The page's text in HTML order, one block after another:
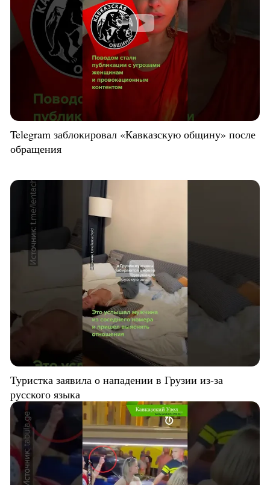
Telegram заблокировал «Кавказскую общину» после
обращения
Туристка заявила о нападении в Грузии из-за
русского языка